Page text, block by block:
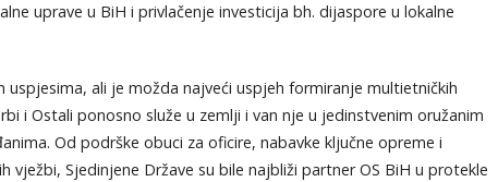
uprave u BiH i privlačenje investicija bh. dijaspore u lokalne
ali je možda najveći uspjeh formiranje multietničkih
i Ostali ponosno služe u zemlji i van nje u jedinstvenim oružanim
Od podrške obuci za oficire, nabavke ključne opreme i
Sjedinjene Države su bile najbliži partner OS BiH u protekle